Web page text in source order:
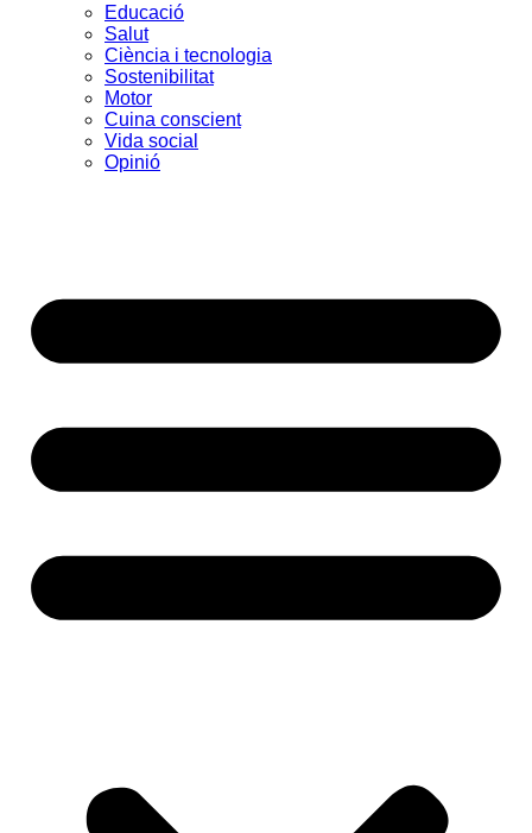
Educació
Salut
Ciència i tecnologia
Sostenibilitat
Motor
Cuina conscient
Vida social
Opinió